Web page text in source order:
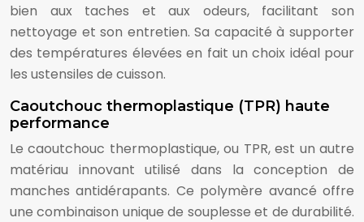
bien aux taches et aux odeurs, facilitant son
nettoyage et son entretien. Sa capacité à supporter
des températures élevées en fait un choix idéal pour
les ustensiles de cuisson.
Caoutchouc thermoplastique (TPR) haute
performance
Le caoutchouc thermoplastique, ou TPR, est un autre
matériau innovant utilisé dans la conception de
manches antidérapants. Ce polymère avancé offre
une combinaison unique de souplesse et de durabilité.